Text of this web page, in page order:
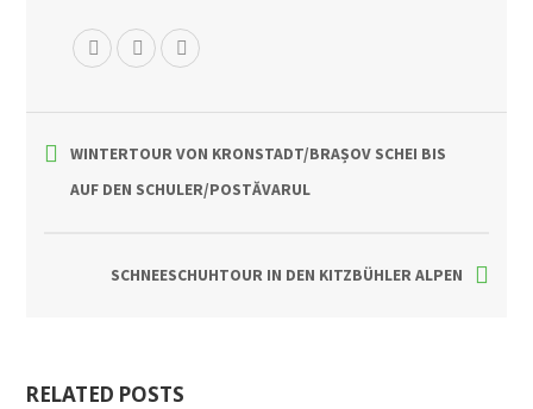
WINTERTOUR VON KRONSTADT/BRAȘOV SCHEI BIS
AUF DEN SCHULER/POSTĂVARUL
SCHNEESCHUHTOUR IN DEN KITZBÜHLER ALPEN
RELATED POSTS